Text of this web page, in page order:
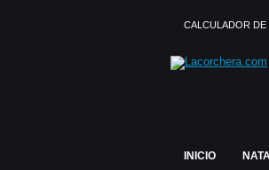
CALCULADOR DE
INICIO